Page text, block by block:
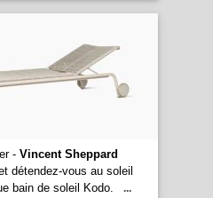
- Vincent Sheppard
détendez-vous au soleil
bain de soleil Kodo.
...